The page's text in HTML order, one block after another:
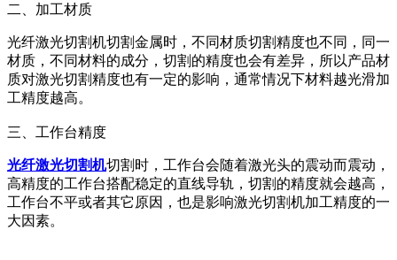
二、加工材质
光纤激光切割机切割金属时，不同材质切割精度也不同，同一
材质，不同材料的成分，切割的精度也会有差异，所以产品材
质对激光切割精度也有一定的影响，通常情况下材料越光滑加
工精度越高。
三、工作台精度
光纤激光切割机切割时，工作台会随着激光头的震动而震动，
高精度的工作台搭配稳定的直线导轨，切割的精度就会越高，
工作台不平或者其它原因，也是影响激光切割机加工精度的一
大因素。